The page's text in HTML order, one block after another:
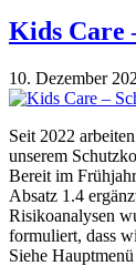
Kids Care
10. Dezember
Seit 2022
unserem
Bereit im
Absatz 1.4
Risikoanalysen
formuliert, dass
Siehe